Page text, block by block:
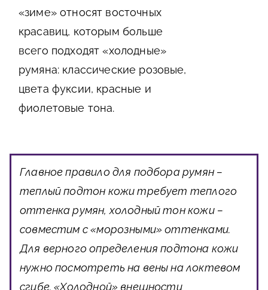
«зиме» относят восточных
красавиц, которым больше
всего подходят «холодные»
румяна: классические розовые,
цвета фуксии, красные и
фиолетовые тона.
Главное правило для подбора румян –
теплый подтон кожи требует теплого
оттенка румян, холодный тон кожи –
совместим с «морозными» оттенками.
Для верного определения подтона кожи
нужно посмотреть на вены на локтевом
сгибе. «Холодной» внешности